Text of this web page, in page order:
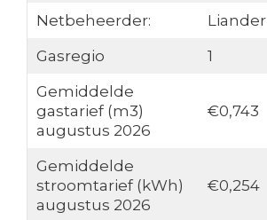
Netbeheerder:
Liander
Gasregio
1
Gemiddelde
gastarief (m3)
augustus 2026
€0,743
Gemiddelde
stroomtarief (kWh)
augustus 2026
€0,254